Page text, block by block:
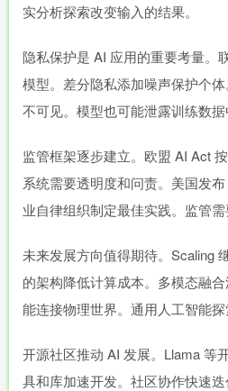
实分析探索改变输入的结果。
隐私保护是 AI 应用的重要考量。
模型。差分隐私添加噪声保护个
不可见。模型也可能泄露训练数据
监管框架逐步建立。欧盟 AI Act
系统需要透明度和问责。美国发
业自律组织制定最佳实践。监管需
未来发展方向值得期待。Scaling
的架构降低计算成本。多模态融
能连接物理世界。通用人工智能探
开源社区推动 AI 发展。Llama 等
具和库加速开发。社区协作快速